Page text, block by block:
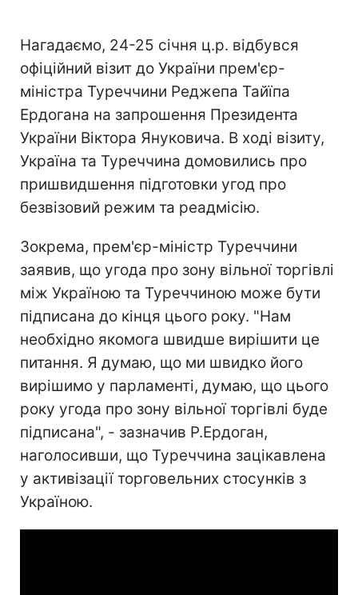
Нагадаємо, 24-25 січня ц.р. відбувся
офіційний візит до України прем'єр-
міністра Туреччини Реджепа Тайїпа
Ердогана на запрошення Президента
України Віктора Януковича. В ході візиту,
Україна та Туреччина домовились про
пришвидшення підготовки угод про
безвізовий режим та реадмісію.
Зокрема, прем'єр-міністр Туреччини
заявив, що угода про зону вільної торгівлі
між Україною та Туреччиною може бути
підписана до кінця цього року. "Нам
необхідно якомога швидше вирішити це
питання. Я думаю, що ми швидко його
вирішимо у парламенті, думаю, що цього
року угода про зону вільної торгівлі буде
підписана", - зазначив Р.Ердоган,
наголосивши, що Туреччина зацікавлена
у активізації торговельних стосунків з
Україною.